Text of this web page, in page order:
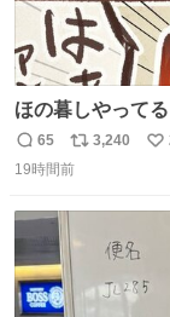
ほの暮しやって
違えるんやけど
返
信
65
リ
ポ
ト
数
3,240
い
19時間前